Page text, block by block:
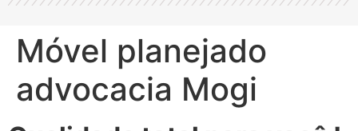
Móvel planejado
advocacia Mogi